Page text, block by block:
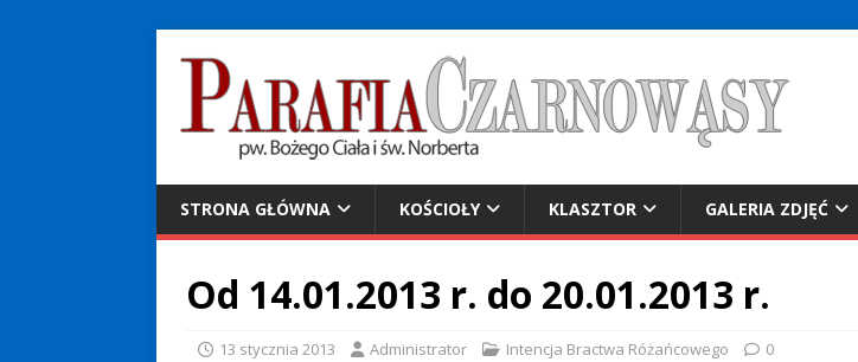
STRONA GŁÓWNA KOŚCIOŁY KLASZTOR GALERIA ZDJĘĆ
Od 14.01.2013 r. do 20.01.2013 r.
13 stycznia 2013 Administrator Intencja Bractwa Różańcowego 0